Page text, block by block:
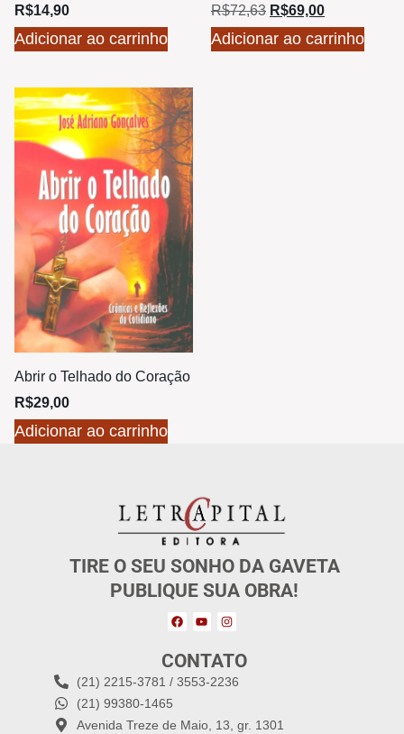
R$14,90
Adicionar ao carrinho
R$72,63 R$69,00
Adicionar ao carrinho
Abrir o Telhado do Coração
R$29,00
Adicionar ao carrinho
TIRE O SEU SONHO DA GAVETA
PUBLIQUE SUA OBRA!
CONTATO
(21) 2215-3781 / 3553-2236
(21) 99380-1465
Avenida Treze de Maio, 13, gr. 1301